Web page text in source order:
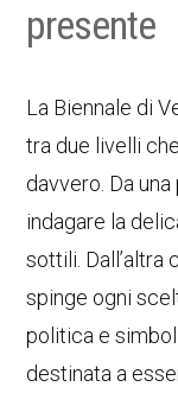
presente
La Biennale di
tra due livelli
davvero. Da
indagare la
sottili. Dall’altra
spinge ogni
politica e
destinata a